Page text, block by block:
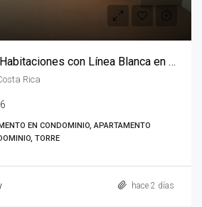
Apartamento de 2 Habitaciones con Línea Blanca en Parkwood
Rica
EN CONDOMINIO, APARTAMENTO
TORRE
hace 2 días